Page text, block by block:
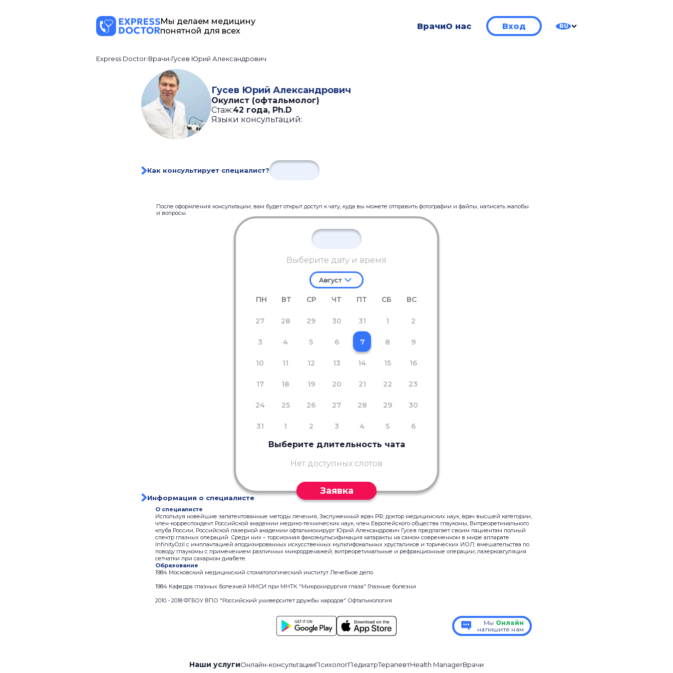
Мы делаем медицину
понятной для всех
ВрачиО нас Вход RU
Express Doctor Врачи Гусев Юрий Александрович
Гусев Юрий Александрович
Окулист (офтальмолог)
Стаж:42 года, Ph.D
Языки консультаций:
Как консультирует специалист?
После оформления консультации, вам будет открыт доступ к чату, куда вы можете отправить фотографии и файлы, написать жалобы
и вопросы.
Выберите дату и время
Август
ПН ВТ СР ЧТ ПТ СБ ВС
27 28 29 30 31 1 2
3 4 5 6 7 8 9
10 11 12 13 14 15 16
17 18 19 20 21 22 23
24 25 26 27 28 29 30
31 1 2 3 4 5 6
Выберите длительность чата
Нет доступных слотов
Заявка
Информация о специалисте
О специалисте
Используя новейшие запатентованные методы лечения, Заслуженный врач РФ, доктор медицинских наук, врач высшей категории,
член-корреспондент Российской академии медико-технических наук, член Европейского общества глаукомы, Витреоретинального
клуба России, Российской лазерной академии офтальмохирург Юрий Александрович Гусев предлагает своим пациентам полный
спектр глазных операций. Среди них – торсионная факоэмульсификация катаракты на самом современном в мире аппарате
InfinityOzil с имплантацией аподизированных искусственных мультифокальных хрусталиков и торических ИОЛ; вмешательства по
поводу глаукомы с применением различных микродренажей; витреоретинальные и рефракционные операции; лазеркоагуляция
сетчатки при сахарном диабете.
Образование
1984 Московский медицинский стоматологический институт Лечебное дело
1984 Кафедра глазных болезней ММСИ при МНТК "Микрохирургия глаза" Глазные болезни
2010 - 2018 ФГБОУ ВПО "Российский университет дружбы народов" Офтальмология
Мы Онлайн
напишите нам
Мы Онлайн
напишите нам
Наши услугиОнлайн-консультацииПсихологПедиатрТерапевтHealth ManagerВрачи